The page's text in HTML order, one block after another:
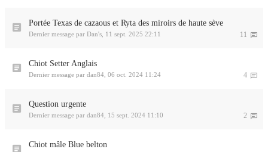
Portée Texas de cazaous et Ryta des miroirs de haute sève
11
Dernier message par Dan's 11 sept. 2025 22:11
Chiot Setter Anglais
4
Dernier message par dan84 06 oct. 2024 11:24
Question urgente
2
Dernier message par dan84 15 sept. 2024 11:10
Chiot mâle Blue belton